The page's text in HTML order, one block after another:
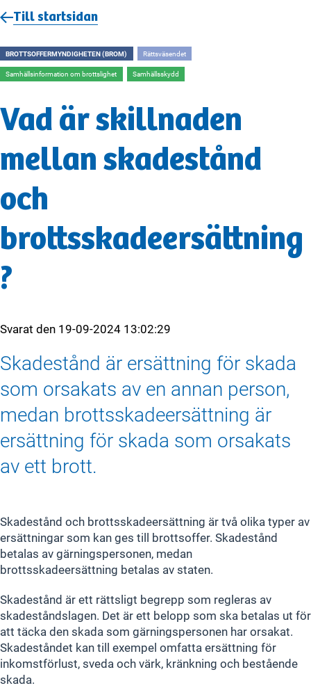
Till startsidan
BROTTSOFFERMYNDIGHETEN (BROM) Rättsväsendet
Samhällsinformation om brottslighet Samhällsskydd
Vad är skillnaden
mellan skadestånd
och
brottsskadeersättning
?
Svarat den 19-09-2024 13:02:29
Skadestånd är ersättning för skada
som orsakats av en annan person,
medan brottsskadeersättning är
ersättning för skada som orsakats
av ett brott.
Skadestånd och brottsskadeersättning är två olika typer av
ersättningar som kan ges till brottsoffer. Skadestånd
betalas av gärningspersonen, medan
brottsskadeersättning betalas av staten.
Skadestånd är ett rättsligt begrepp som regleras av
skadeståndslagen. Det är ett belopp som ska betalas ut för
att täcka den skada som gärningspersonen har orsakat.
Skadeståndet kan till exempel omfatta ersättning för
inkomstförlust, sveda och värk, kränkning och bestående
skada.